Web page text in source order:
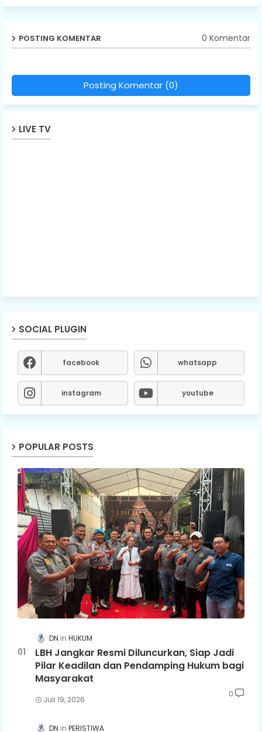
POSTING KOMENTAR 0 Komentar
Posting Komentar (0)
LIVE TV
SOCIAL PLUGIN
facebook whatsapp
instagram youtube
POPULAR POSTS
DN HUKUM
LBH Jangkar Resmi Diluncurkan, Siap Jadi
Pilar Keadilan dan Pendamping Hukum bagi
Masyarakat
Juli 19, 2026
0
DN PERISTIWA